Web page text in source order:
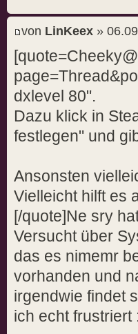
von LinKeex »
dxlevel 80".
Dazu klick in
festlegen" und
Ansonsten
Vielleicht hilft es
[/quote]Ne sry
Versucht über
das es nimemr
vorhanden und
irgendwie findet
ich echt frustriert